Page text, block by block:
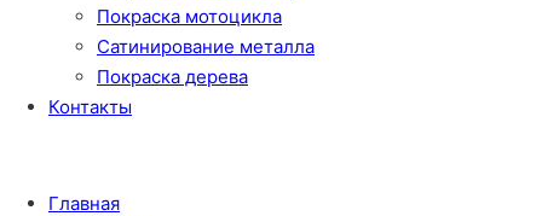
Покраска мотоцикла
Сатинирование металла
Покраска дерева
Контакты
Главная